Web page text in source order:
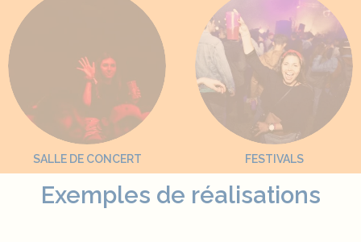
SALLE DE CONCERT FESTIVALS
Exemples de réalisations